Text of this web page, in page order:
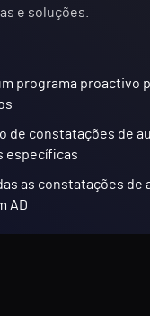
e soluções.
programa proactivo
de constatações de
específicas
as constatações de
AD